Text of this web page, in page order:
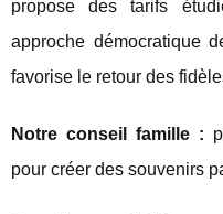
propose des tarifs
approche démocratique
favorise le retour des
Notre conseil famille :
pour créer des souvenirs